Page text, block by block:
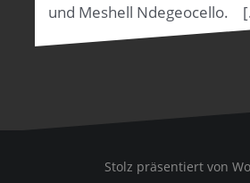
und Meshell Ndegeocello.
Stolz präsentiert von